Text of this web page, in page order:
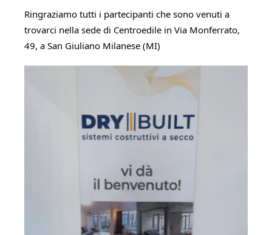
Ringraziamo tutti i partecipanti che sono venuti a
trovarci nella sede di Centroedile in Via Monferrato,
49, a San Giuliano Milanese (MI)